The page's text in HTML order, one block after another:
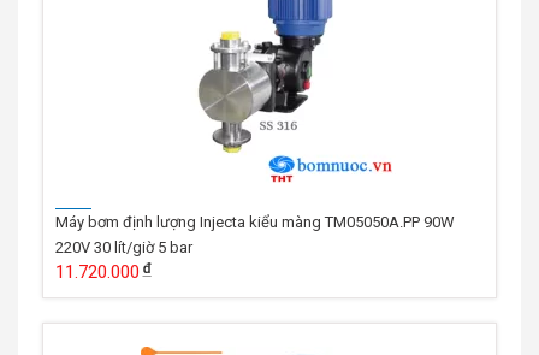
Máy bơm định lượng Injecta kiểu màng TM05050A.PP 90W
220V 30 lít/giờ 5 bar
11.720.000